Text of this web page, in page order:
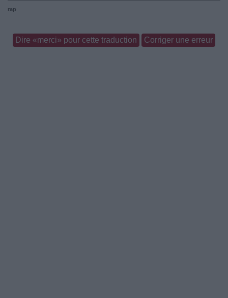
rap
Dire «merci» pour cette traduction Corriger une erreur